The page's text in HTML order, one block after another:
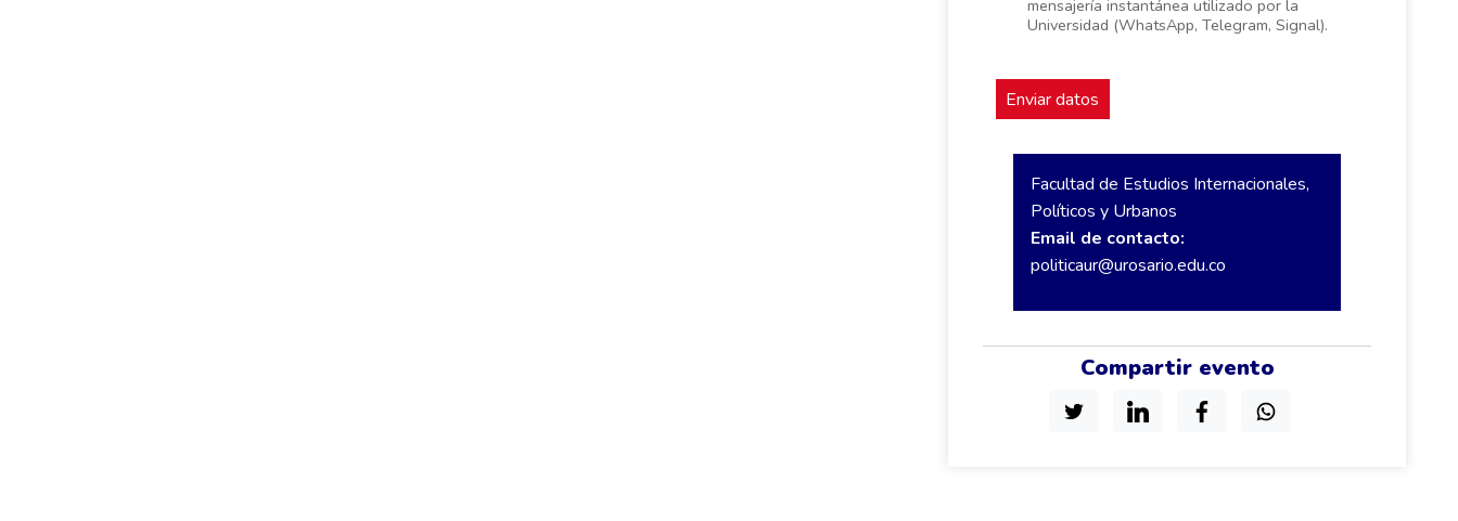
mensajería instantánea utilizado por la
Universidad (WhatsApp, Telegram, Signal).
Facultad de Estudios Internacionales,
Políticos y Urbanos
Email de contacto:
politicaur@urosario.edu.co
Compartir evento